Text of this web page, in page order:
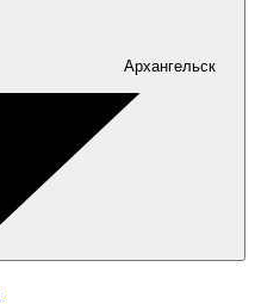
Архангельск